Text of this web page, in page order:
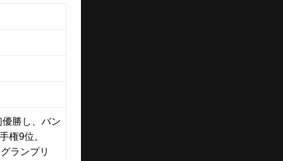
勝し、バン
権9位。
ランプリ